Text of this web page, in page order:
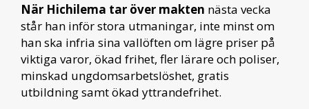
När Hichilema tar över makten nästa vecka
står han inför stora utmaningar, inte minst om
han ska infria sina vallöften om lägre priser på
viktiga varor, ökad frihet, fler lärare och poliser,
minskad ungdomsarbetslöshet, gratis
utbildning samt ökad yttrandefrihet.